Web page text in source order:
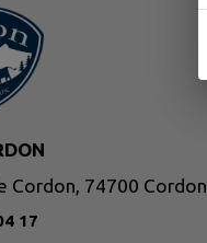
Cordon, 74700 Cordon
17